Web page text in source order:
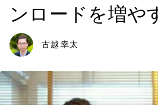
ンロードを増や
古越 幸太